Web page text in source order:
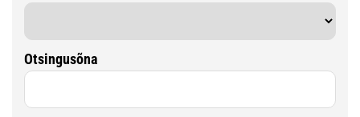
Otsingusõna